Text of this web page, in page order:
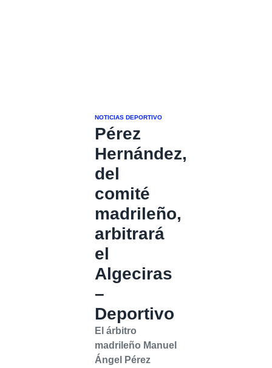
NOTICIAS DEPORTIVO
Pérez
Hernández,
del
comité
madrileño,
arbitrará
el
Algeciras
–
Deportivo
El árbitro
madrileño Manuel
Ángel Pérez